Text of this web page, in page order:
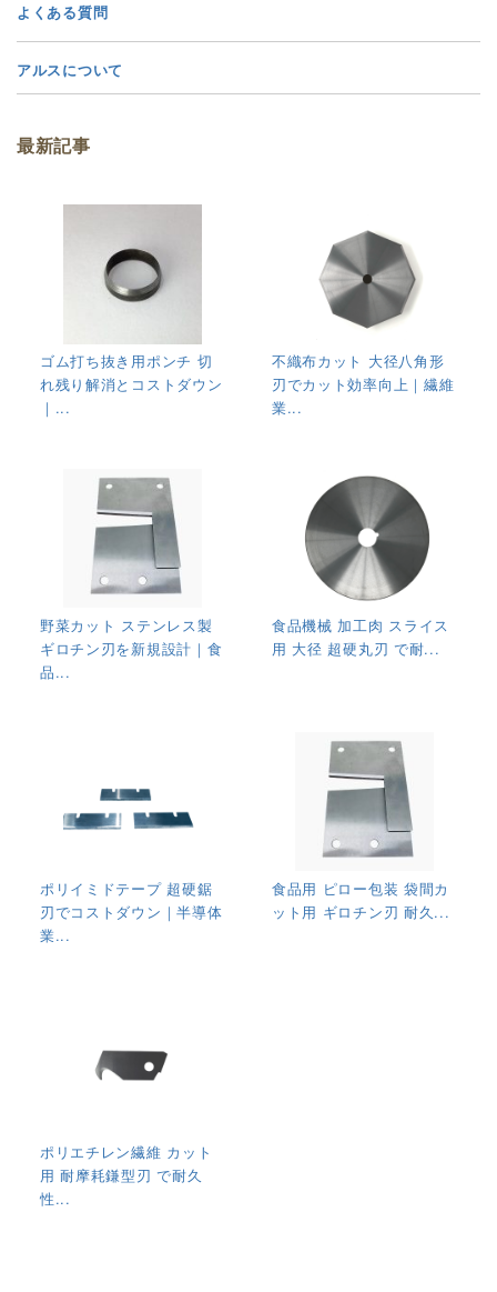
よくある質問
アルスについて
最新記事
ゴム打ち抜き用ポンチ 切
れ残り解消とコストダウン
｜...
不織布カット 大径八角形
刃でカット効率向上｜繊維
業...
野菜カット ステンレス製
ギロチン刃を新規設計｜食
品...
食品機械 加工肉 スライス
用 大径 超硬丸刃 で耐...
ポリイミドテープ 超硬鋸
刃でコストダウン｜半導体
業...
食品用 ピロー包装 袋間カ
ット用 ギロチン刃 耐久...
ポリエチレン繊維 カット
用 耐摩耗鎌型刃 で耐久
性...